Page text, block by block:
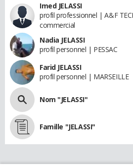
Imed JELASSI
profil professionnel | A&F
commercial
Nadia JELASSI
profil personnel | PESSAC
Farid JELASSI
profil personnel | MARSEILLE
Nom "JELASSI"
Famille "JELASSI"